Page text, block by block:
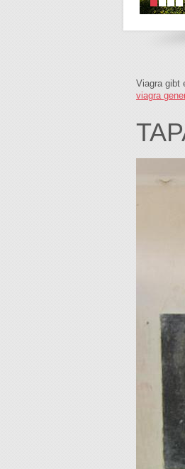
Viagra gibt
viagra